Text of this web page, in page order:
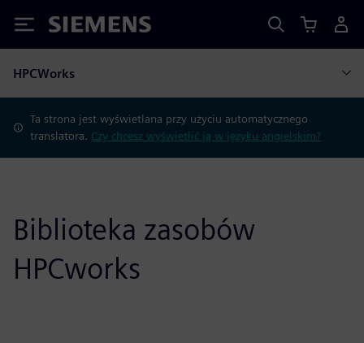
Siemens
HPCWorks
Ta strona jest wyświetlana przy użyciu automatycznego
translatora. Czy chcesz wyświetlić ją w języku angielskim?
Biblioteka zasobów
HPCworks